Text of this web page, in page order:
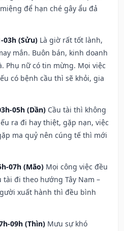
để hạn ché gây ẩu đả
03h (Sửu) Là giờ rất tốt lành,
mắn. Buôn bán, kinh doanh
Phụ nữ có tin mừng. Mọi việc
có bệnh cầu thì sẽ khỏi, gia
05h (Dần) Cầu tài thì không
ra đi hay thiệt, gặp nạn, việc
ma quỷ nên cúng tế thì mới
07h (Mão) Mọi công việc đều
đi theo hướng Tây Nam –
xuất hành thì đều bình
09h (Thìn) Mưu sự khó